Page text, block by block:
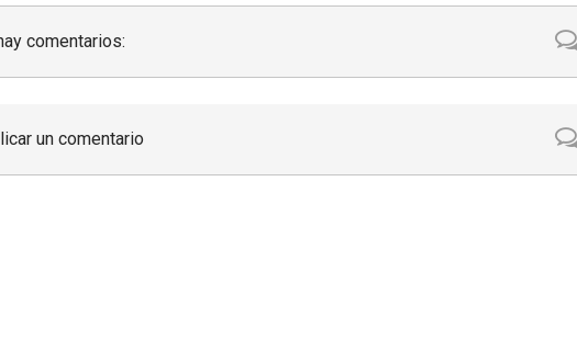
comentarios:
un comentario